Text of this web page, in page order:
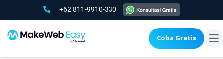
+62 811-9910-330
Coba Gratis